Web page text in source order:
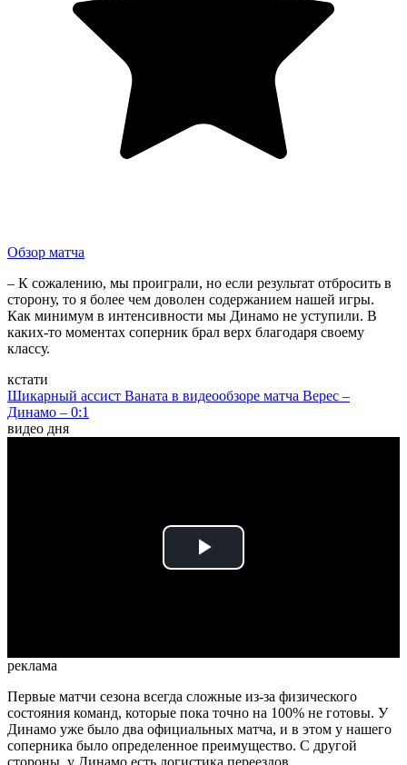
Обзор матча
– К сожалению, мы проиграли, но если результат отбросить в
сторону, то я более чем доволен содержанием нашей игры.
Как минимум в интенсивности мы Динамо не уступили. В
каких-то моментах соперник брал верх благодаря своему
классу.
кстати
Шикарный ассист Ваната в видеообзоре матча Верес –
Динамо – 0:1
видео дня
Play
реклама
Первые матчи сезона всегда сложные из-за физического
состояния команд, которые пока точно на 100% не готовы. У
Динамо уже было два официальных матча, и в этом у нашего
соперника было определенное преимущество. С другой